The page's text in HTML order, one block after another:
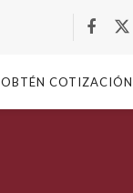
OBTÉN COTIZACIÓN